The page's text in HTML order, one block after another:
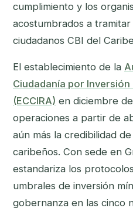
cumplimiento y los
acostumbrados a
ciudadanos CBI del
El establecimiento de la
Ciudadanía por
(ECCIRA) en diciembre
operaciones a partir de
aún más la credibilidad
caribeños. Con sede en
estandariza los
umbrales de inversión
gobernanza en las cinco